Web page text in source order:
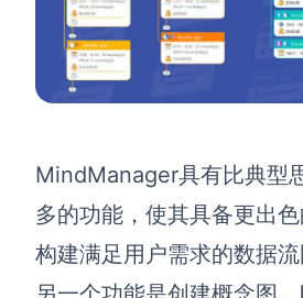
MindManager具有比典型
多的功能，使其具备更出
构建满足用户需求的数据流